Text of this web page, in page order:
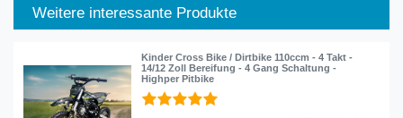
Weitere interessante Produkte
Kinder Cross Bike / Dirtbike 110ccm - 4 Takt -
14/12 Zoll Bereifung - 4 Gang Schaltung -
Highper Pitbike